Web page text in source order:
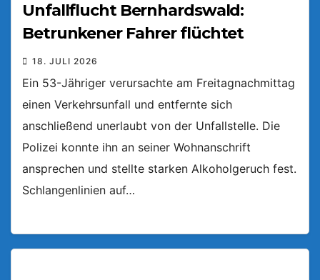
Unfallflucht Bernhardswald:
Betrunkener Fahrer flüchtet
18. JULI 2026
Ein 53-Jähriger verursachte am Freitagnachmittag
einen Verkehrsunfall und entfernte sich
anschließend unerlaubt von der Unfallstelle. Die
Polizei konnte ihn an seiner Wohnanschrift
ansprechen und stellte starken Alkoholgeruch fest.
Schlangenlinien auf…